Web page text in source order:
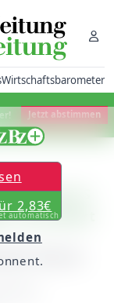
Wirtschaftsbarometer
Jetzt abstimmen
bei der S
vereinbart
Euro
2,83€
automatisch